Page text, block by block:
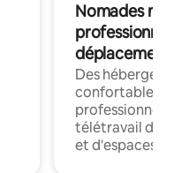
Nomades
déplacement
Des
confortables
professionnels
télétravail
et d'espaces